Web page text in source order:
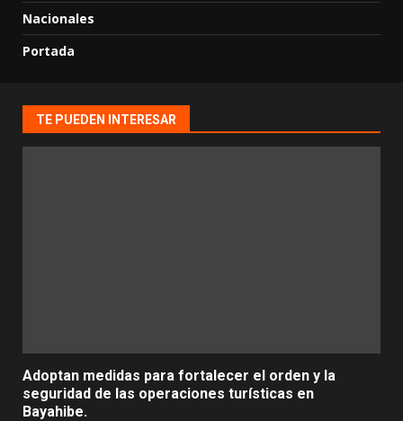
Nacionales
Portada
TE PUEDEN INTERESAR
Adoptan medidas para fortalecer el orden y la
seguridad de las operaciones turísticas en
Bayahibe.